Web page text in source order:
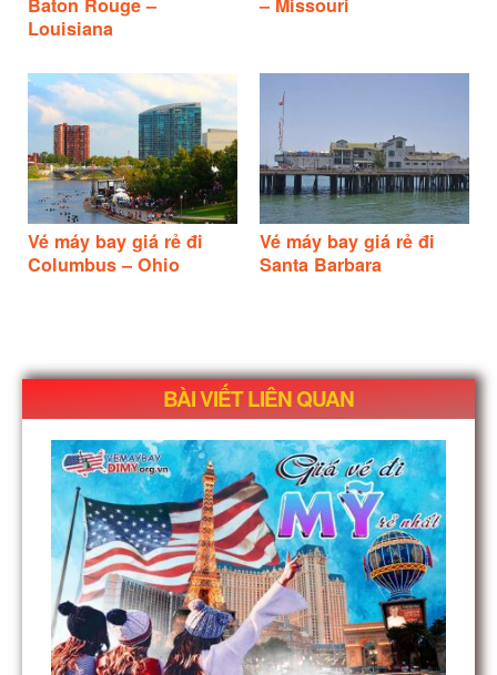
Baton Rouge –
Louisiana
– Missouri
Vé máy bay giá rẻ đi
Columbus – Ohio
Vé máy bay giá rẻ đi
Santa Barbara
BÀI VIẾT LIÊN QUAN